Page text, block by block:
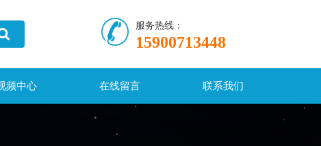
服务热线：
15900713448
频中心 在线留言 联系我们